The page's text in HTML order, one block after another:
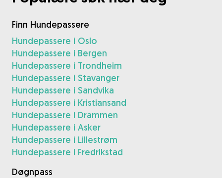
Finn Hundepassere
Hundepassere i Oslo
Hundepassere i Bergen
Hundepassere i Trondheim
Hundepassere i Stavanger
Hundepassere i Sandvika
Hundepassere i Kristiansand
Hundepassere i Drammen
Hundepassere i Asker
Hundepassere i Lillestrøm
Hundepassere i Fredrikstad
Døgnpass